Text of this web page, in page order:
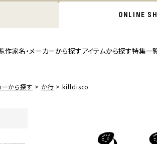
ONLINE
作家名・メーカーから探すアイテムから探す特集一
ーから探す か行 killdisco